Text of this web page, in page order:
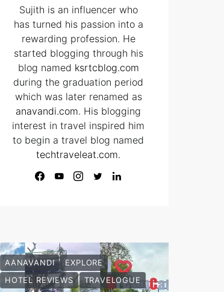
Sujith is an influencer who
has turned his passion into a
rewarding profession. He
started blogging through his
blog named ksrtcblog.com
during the graduation period
which was later renamed as
anavandi.com. His blogging
interest in travel inspired him
to begin a travel blog named
techtraveleat.com.
AANAVANDI
EXPLORE
HOTEL REVIEWS
TRAVELOGUE